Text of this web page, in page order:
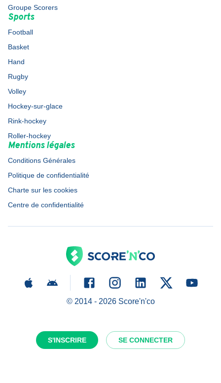
S'INSCRIRE SE CONNECTER
Groupe Scorers
Sports
Football
Basket
Hand
Rugby
Volley
Hockey-sur-glace
Rink-hockey
Roller-hockey
Mentions légales
Conditions Générales
Politique de confidentialité
Charte sur les cookies
Centre de confidentialité
© 2014 - 2026Score'n'co